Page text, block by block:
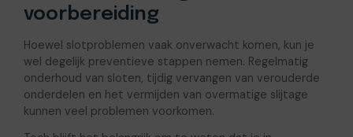
voorbereiding
Hoewel slotproblemen vaak onverwacht komen, kun je
wel degelijk preventieve stappen nemen. Regelmatig
onderhoud van sloten, tijdig vervangen van verouderde
onderdelen en het vermijden van overmatige slijtage
kunnen veel problemen voorkomen.